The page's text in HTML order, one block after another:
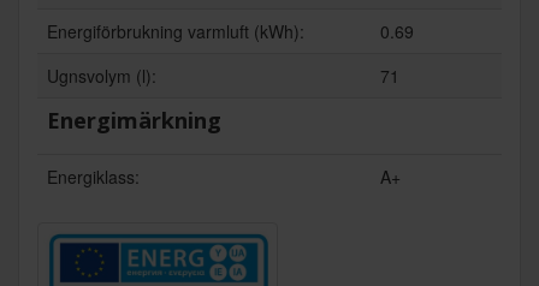
Energiförbrukning varmluft (kWh):
0.69
Ugnsvolym (l):
71
Energimärkning
Energiklass: A+